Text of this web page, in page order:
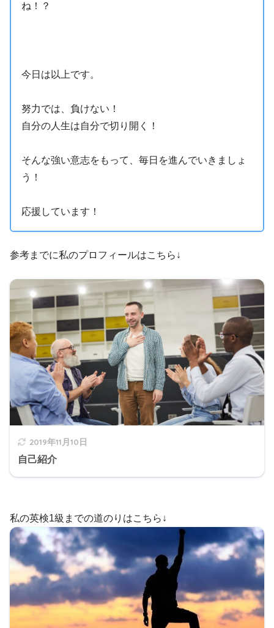
ね！？
今日は以上です。
努力では、負けない！
自分の人生は自分で切り開く！
そんな強い意志をもって、毎日を進んでいきましょ
う！
応援しています！
参考までに私のプロフィールはこちら↓
2019年11月10日
自己紹介
私の英検1級までの道のりはこちら↓